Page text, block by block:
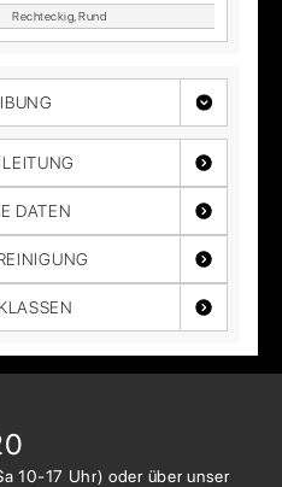
Recht­eckig, Rund
DATEN
10-17 Uhr) oder überunser